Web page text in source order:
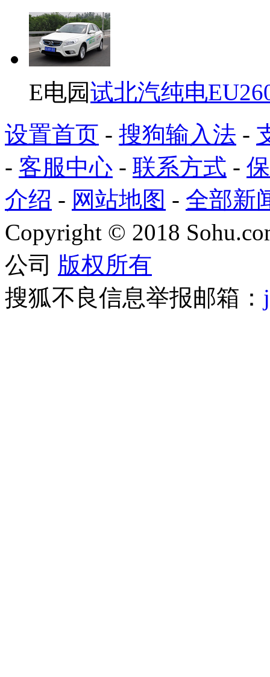
E电园试北汽纯电
设置首页 - 搜狗输入法 -
- 客服中心 - 联系方式 -
介绍 - 网站地图 - 全部新
Copyright © 2018
公司 版权所有
搜狐不良信息举报邮箱：